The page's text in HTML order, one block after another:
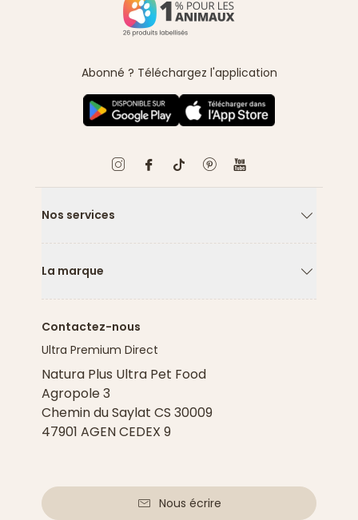
Abonné ? Téléchargez l'application
Nos services
La marque
Contactez-nous
Ultra Premium Direct
Natura Plus Ultra Pet Food
Agropole 3
Chemin du Saylat CS 30009
47901 AGEN CEDEX 9
Nous écrire